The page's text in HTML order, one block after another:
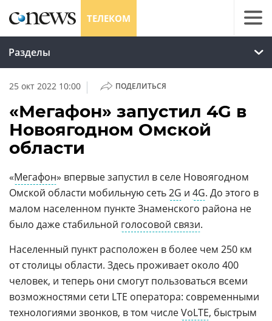
ТЕЛЕКОМ
Разделы
25 окт 2022 10:00 | ПОДЕЛИТЬСЯ
«Мегафон» запустил 4G в
Новоягодном Омской
области
«Мегафон» впервые запустил в селе Новоягодном
Омской области мобильную сеть2G и 4G. До этого в
малом населенном пункте Знаменского района не
было даже стабильной голосовой связи.
Населенный пункт расположен в более чем 250 км
от столицы области. Здесь проживает около 400
человек, и теперь они смогут пользоваться всеми
возможностями сети LTE оператора: современными
технологиями звонков, в том числеVoLTE, быстрым